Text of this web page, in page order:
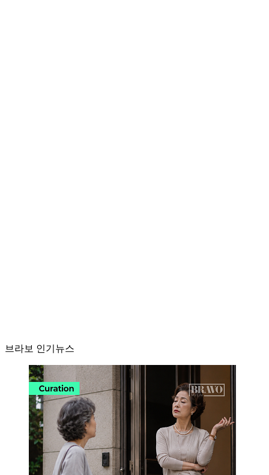
브라보 인기뉴스